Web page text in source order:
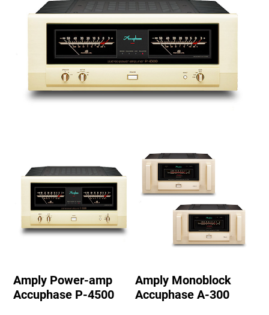
Amply Power-amp
Accuphase P-4500
Amply Monoblock
Accuphase A-300